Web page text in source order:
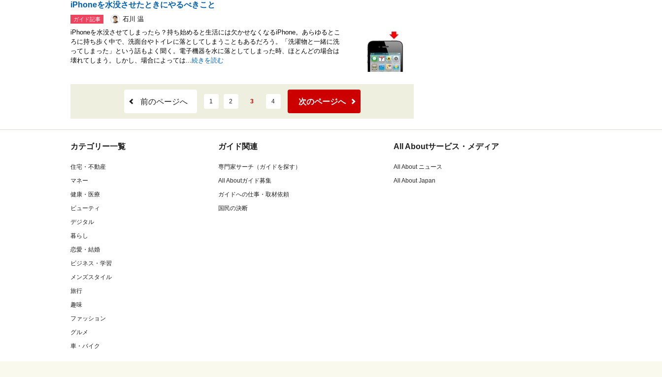
iPhoneを水没させたときにやるべきこと
ガイド記事
石川 温
iPhoneを水没させてしまったら？持ち始めると生活には欠かせなくなるiPhone。あらゆるとこ
ろに持ち歩く中で、洗面台やトイレに落としてしまうこともあるだろう。「洗濯物と一緒に洗
ってしまった」という話もよく聞く。電子機器を水に落としてしまった時、ほとんどの場合は
壊れてしまう。しかし、場合によっては...続きを読む
前のページへ 1 2 3 4 次のページへ
カテゴリー一覧
住宅・不動産
マネー
健康・医療
ビューティ
デジタル
暮らし
恋愛・結婚
ビジネス・学習
メンズスタイル
旅行
趣味
ファッション
グルメ
車・バイク
ガイド関連
専門家サーチ（ガイドを探す）
All Aboutガイド募集
ガイドへの仕事・取材依頼
国民の決断
All Aboutサービス・メディア
All About ニュース
All About Japan